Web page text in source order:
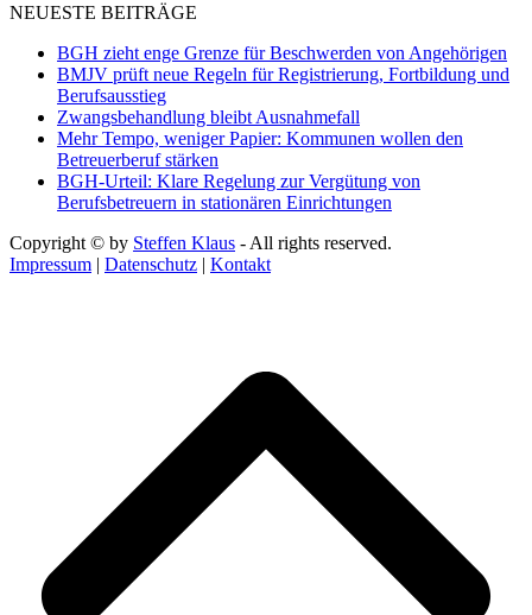
NEUESTE BEITRÄGE
BGH zieht enge Grenze für Beschwerden von Angehörigen
BMJV prüft neue Regeln für Registrierung, Fortbildung und
Berufsausstieg
Zwangsbehandlung bleibt Ausnahmefall
Mehr Tempo, weniger Papier: Kommunen wollen den
Betreuerberuf stärken
BGH-Urteil: Klare Regelung zur Vergütung von
Berufsbetreuern in stationären Einrichtungen
Copyright © by Steffen Klaus - All rights reserved.
Impressum | Datenschutz | Kontakt